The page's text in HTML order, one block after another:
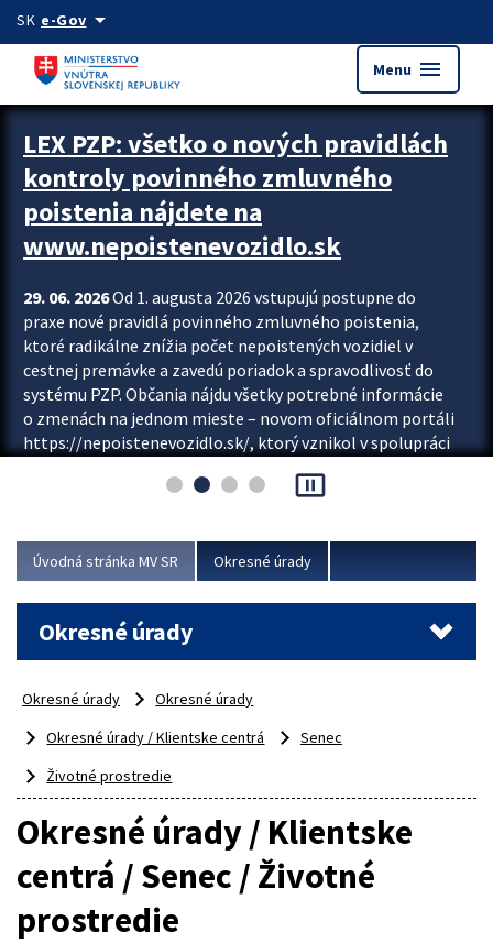
Preskocit na hlavný obsah
SK e-Govarrow_drop_down
Menu menu
Zastavit automatický posun upútavok
LEX PZP: všetko o nových pravidlách
kontroly povinného zmluvného
poistenia nájdete na
www.nepoistenevozidlo.sk
29. 06. 2026Od 1. augusta 2026 vstupujú postupne do
praxe nové pravidlá povinného zmluvného poistenia,
ktoré radikálne znížia počet nepoistených vozidiel v
cestnej premávke a zavedú poriadok a spravodlivosť do
systému PZP. Občania nájdu všetky potrebné informácie
o zmenách na jednom mieste – novom oficiálnom portáli
https://nepoistenevozidlo.sk/, ktorý vznikol v spolupráci
asociácie poisťovní (SLASPO) a Ministerstva vnútra SR.
Viac
pause_presentation
Úvodná stránka MV SR Okresné úrady
Okresné úrady
Okresné úrady
Okresné úrady
Okresné úrady / Klientske centrá
Senec
Životné prostredie
Okresné úrady / Klientske
centrá / Senec / Životné
prostredie